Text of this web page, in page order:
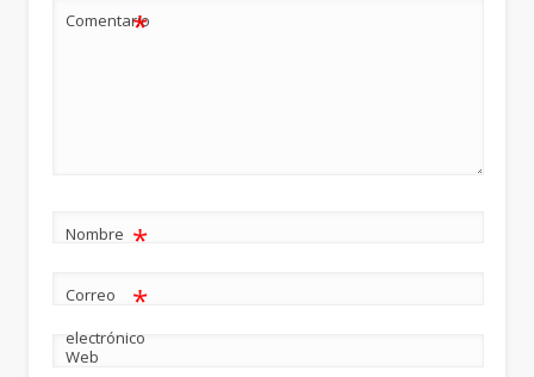
Comentario
*
Nombre *
Correo
electrónico
*
Web